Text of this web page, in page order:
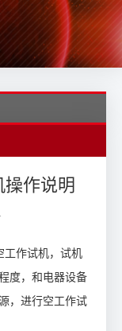
作说明
工作试机，试机
度，和电器设备
，进行空工作试